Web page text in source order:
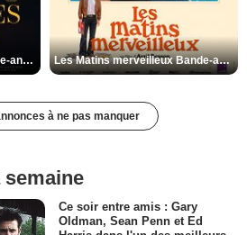
Les Silences de Riyad Bande-annonce VO STFR Les Matins merveilleux Bande-annonce VF
à ne pas manquer
semaine
Ce soir entre amis : Gary
Oldman, Sean Penn et Ed